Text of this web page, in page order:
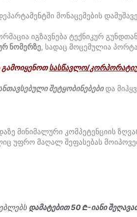
მონაცემების
იგზავნება ტექნიკურ
ნომერზე, სადაც მოცემულია
გამოიყენოთსასწავლო/
შეტყობინებებიდა
მინიმალური კომპეტენციის
უფრო მაღალ შეფასებას
დამატებით 50 ₾-იანი